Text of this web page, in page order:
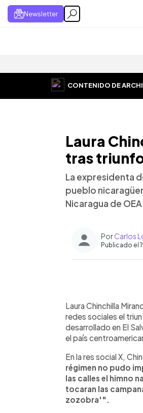
Newsletter
CONTENIDO DE
Laura
tras
La expresidenta
pueblo
Nicaragua de OEA
PorCarlos
Publicado el
►
Laura Chinchilla
redes sociales el
desarrollado en El
el país
En la res social X,
régimen no pudo
las calles el himno
tocaran las
zozobra'".